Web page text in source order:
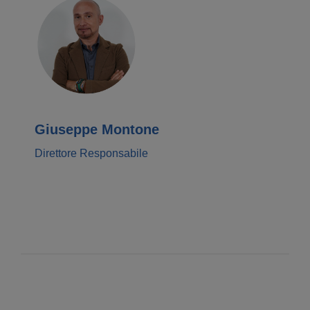
Giuseppe Montone
Direttore Responsabile